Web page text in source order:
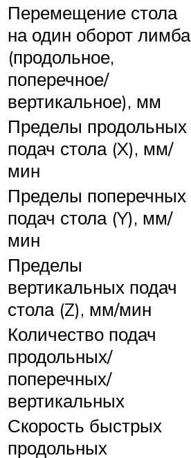
Перемещение стола
на один оборот лимба
(продольное,
поперечное/
вертикальное), мм
Пределы продольных
подач стола (X), мм/
мин
Пределы поперечных
подач стола (Y), мм/
мин
Пределы
вертикальных подач
стола (Z), мм/мин
Количество подач
продольных/
поперечных/
вертикальных
Скорость быстрых
продольных